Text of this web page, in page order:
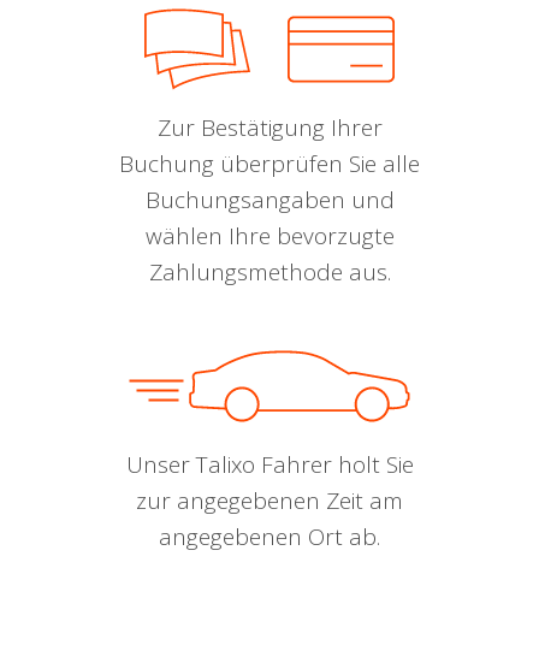
Zur Bestätigung Ihrer
Buchung überprüfen Sie alle
Buchungsangaben und
wählen Ihre bevorzugte
Zahlungsmethode aus.
Unser Talixo Fahrer holt Sie
zur angegebenen Zeit am
angegebenen Ort ab.